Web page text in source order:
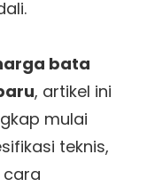
bata
, artikel ini
mulai
teknis,
cara